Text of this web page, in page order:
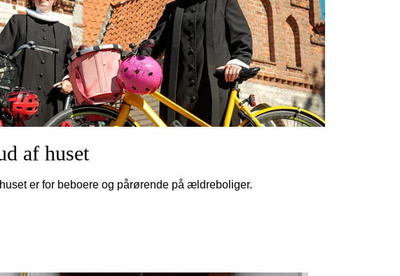
af huset
er for beboere og pårørende på ældreboliger.